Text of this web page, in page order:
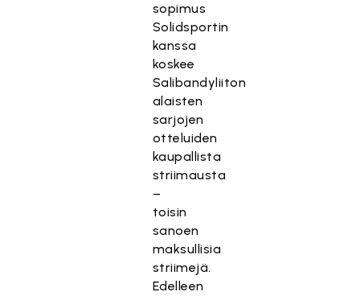
sopimus
Solidsportin
kanssa
koskee
Salibandyliiton
alaisten
sarjojen
otteluiden
kaupallista
striimausta
–
toisin
sanoen
maksullisia
striimejä.
Edelleen